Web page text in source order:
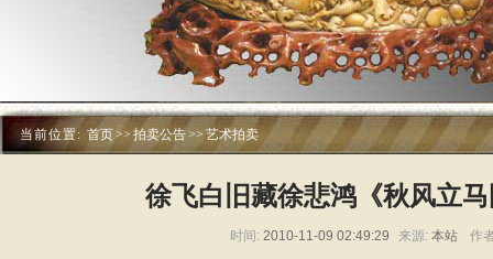
当前位置: 首页>> 拍卖公告>> 艺术拍卖
徐飞白旧藏徐悲鸿《秋风立
时间: 2010-11-09 02:49:29 来源: 本站 作